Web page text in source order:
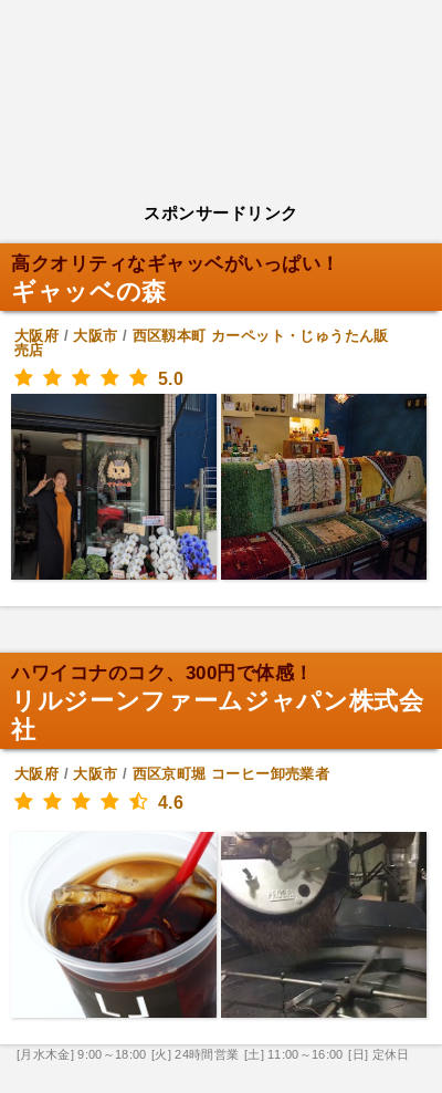
スポンサードリンク
高クオリティなギャッベがいっぱい！
ギャッベの森
大阪府 /大阪市 / 西区靱本町 カーペット・じゅうたん販
売店
5.0
ハワイコナのコク、300円で体感！
リルジーンファームジャパン株式会
社
大阪府 /大阪市 / 西区京町堀 コーヒー卸売業者
4.6
[月水木金] 9:00～18:00 [火] 24時間営業 [土] 11:00～16:00 [日] 定休日